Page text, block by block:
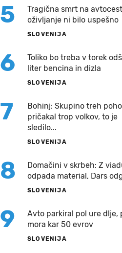
5
Tragična smrt na
oživljanje ni bilo uspešno
SLOVENIJA
6
Toliko bo treba v torek
liter bencina in dizla
SLOVENIJA
7
Bohinj: Skupino treh
pričakal trop volkov, to je
sledilo...
SLOVENIJA
8
Domačini v skrbeh: Z
odpada material, Dars
SLOVENIJA
9
Avto parkiral pol ure dlje,
mora kar 50 evrov
SLOVENIJA